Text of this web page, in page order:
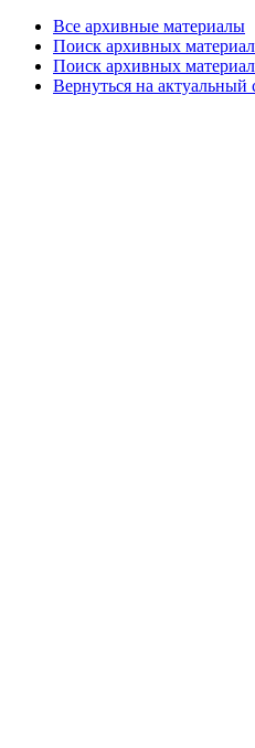
Все архивные материалы
Поиск архивных
Поиск архивных
Вернуться на актуальный